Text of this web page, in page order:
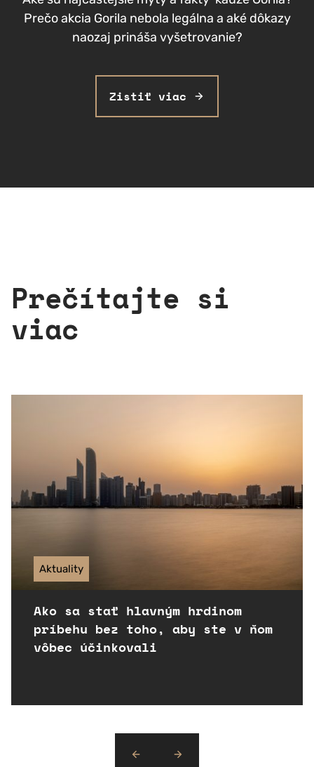
Prečo akcia Gorila nebola legálna a aké dôkazy
naozaj prináša vyšetrovanie?
Zistiť viac
Prečítajte si
viac
Aktuality
Ako sa stať hlavným hrdinom
príbehu bez toho, aby ste v ňom
vôbec účinkovali